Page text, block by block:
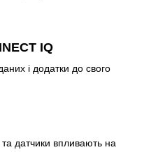
IQ
і додатки до свого
та датчики впливають на